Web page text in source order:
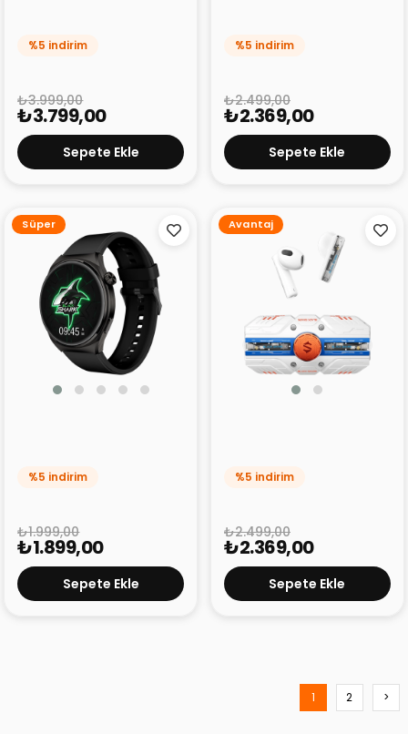
%5 indirim
₺3.799,00
₺3.999,00
Sepete Ekle
%5 indirim
₺2.369,00
₺2.499,00
Sepete Ekle
%5 indirim
₺1.899,00
₺1.999,00
Sepete Ekle
Süper
%5 indirim
₺2.369,00
₺2.499,00
Sepete Ekle
Avantaj
1 2 >